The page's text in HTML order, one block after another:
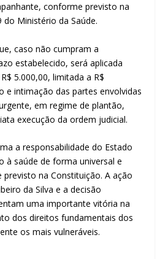
conforme previsto na
do Ministério da Saúde.
caso não cumpram a
estabelecido, será aplicada
5.000,00, limitada a R$
e intimação das partes envolvidas
em regime de plantão,
execução da ordem judicial.
a responsabilidade do Estado
à saúde de forma universal e
na Constituição. A ação
da Silva e a decisão
uma importante vitória na
dos direitos fundamentais dos
os mais vulneráveis.